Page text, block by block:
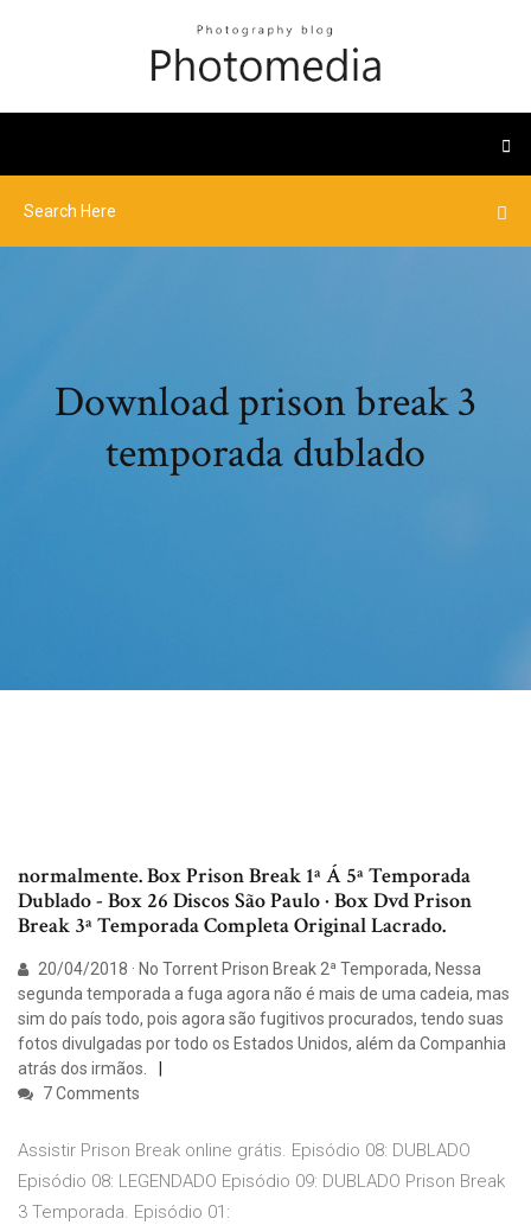
Download prison break 3
temporada dublado
normalmente. Box Prison Break 1ª Á 5ª Temporada
Dublado - Box 26 Discos São Paulo · Box Dvd Prison
Break 3ª Temporada Completa Original Lacrado.
20/04/2018 · No Torrent Prison Break 2ª Temporada, Nessa
segunda temporada a fuga agora não é mais de uma cadeia, mas
sim do país todo, pois agora são fugitivos procurados, tendo suas
fotos divulgadas por todo os Estados Unidos, além da Companhia
atrás dos irmãos.
7 Comments
Assistir Prison Break online grátis. Episódio 08: DUBLADO
Episódio 08: LEGENDADO Episódio 09: DUBLADO Prison Break
3 Temporada. Episódio 01: